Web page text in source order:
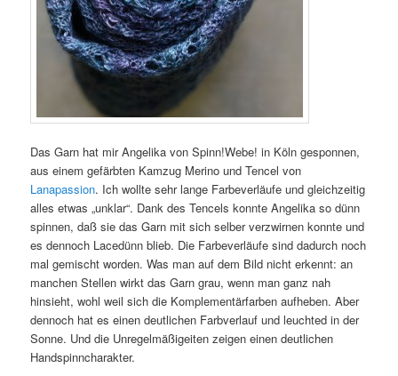
Das Garn hat mir Angelika von Spinn!Webe! in Köln gesponnen,
aus einem gefärbten Kamzug Merino und Tencel von
Lanapassion. Ich wollte sehr lange Farbeverläufe und gleichzeitig
alles etwas „unklar“. Dank des Tencels konnte Angelika so dünn
spinnen, daß sie das Garn mit sich selber verzwirnen konnte und
es dennoch Lacedünn blieb. Die Farbeverläufe sind dadurch noch
mal gemischt worden. Was man auf dem Bild nicht erkennt: an
manchen Stellen wirkt das Garn grau, wenn man ganz nah
hinsieht, wohl weil sich die Komplementärfarben aufheben. Aber
dennoch hat es einen deutlichen Farbverlauf und leuchted in der
Sonne. Und die Unregelmäßigeiten zeigen einen deutlichen
Handspinncharakter.